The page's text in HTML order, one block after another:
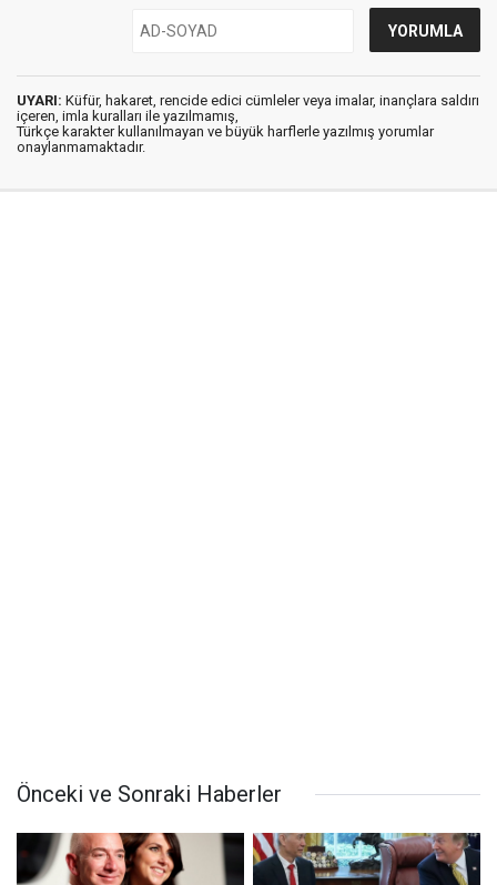
UYARI: Küfür, hakaret, rencide edici cümleler veya imalar, inançlara saldırı
içeren, imla kuralları ile yazılmamış,
Türkçe karakter kullanılmayan ve büyük harflerle yazılmış yorumlar
onaylanmamaktadır.
Önceki ve Sonraki Haberler